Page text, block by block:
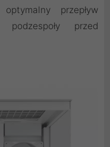
przepływ
przed